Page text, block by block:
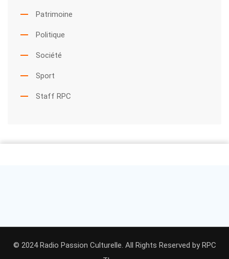
Patrimoine
Politique
Société
Sport
Staff RPC
© 2024 Radio Passion Culturelle. All Rights Reserved by RPC